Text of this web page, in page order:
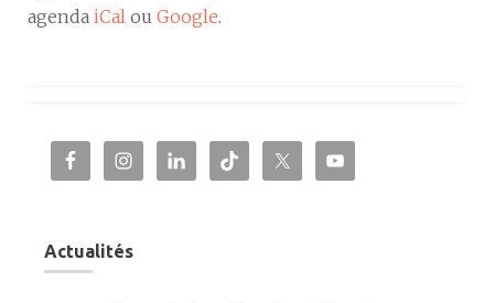
agenda iCal ou Google.
Actualités